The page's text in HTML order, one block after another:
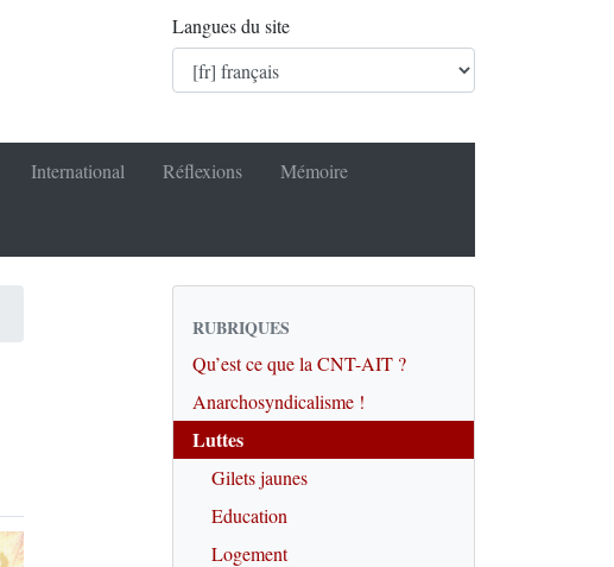
Langues du site
International Réflexions Mémoire
RUBRIQUES
Qu’est ce que la CNT-AIT ?
Anarchosyndicalisme !
Luttes
Gilets jaunes
Education
Logement